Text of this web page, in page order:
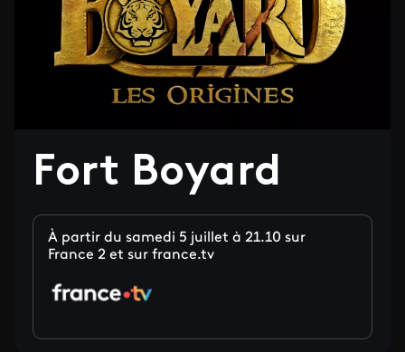
Fort Boyard
À partir du samedi 5 juillet à 21.10 sur
France 2 et sur france.tv